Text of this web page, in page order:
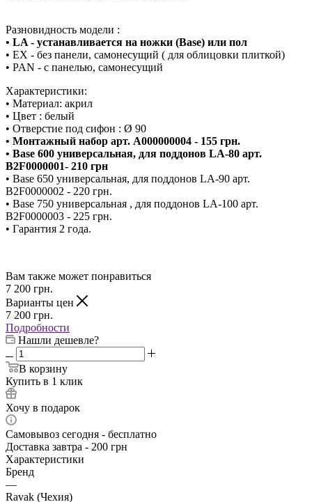
Разновидность модели :
• LA - устанавливается на ножки (Base) или пол
• EX - без панели, самонесущий ( для облицовки плиткой)
• PAN - с панелью, самонесущий
Характеристики:
• Материал: акрил
• Цвет : белый
• Отверстие под сифон : Ø 90
• Монтажный набор арт. A000000004 - 155 грн.
• Base 600 универсальная, для поддонов LA-80 арт.
B2F0000001- 210 грн
• Base 650 универсальная, для поддонов LA-90 арт.
B2F0000002 - 220 грн.
• Base 750 универсальная , для поддонов LA-100 арт.
B2F0000003 - 225 грн.
• Гарантия 2 года.
Вам также может понравиться
7 200 грн.
Варианты цен
7 200 грн.
Подробности
Нашли дешевле?
В корзину
Купить в 1 клик
Хочу в подарок
Самовывоз сегодня - бесплатно
Доставка завтра - 200 грн
Характеристики
Бренд
—
Ravak (Чехия)